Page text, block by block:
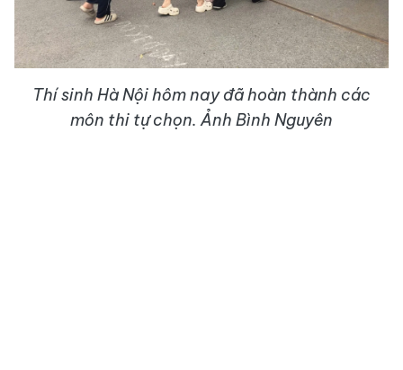
Thí sinh Hà Nội hôm nay đã hoàn thành các
môn thi tự chọn. Ảnh Bình Nguyên